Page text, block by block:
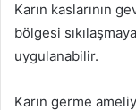
Karın kaslarının
bölgesi
uygulanabilir.
Karın germe